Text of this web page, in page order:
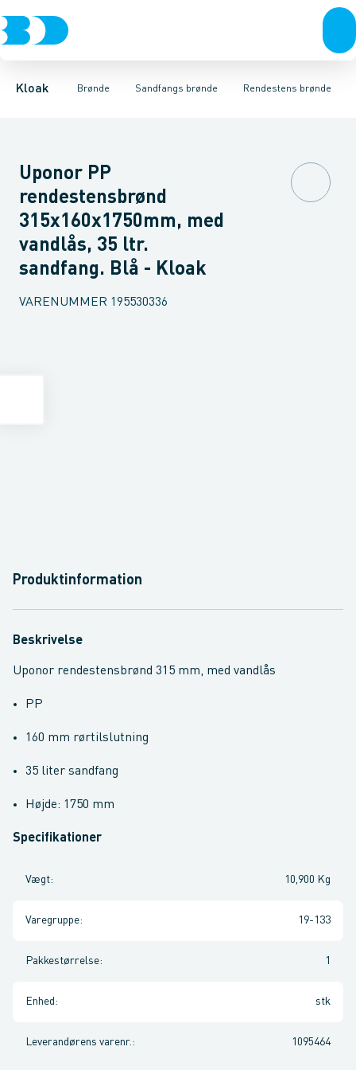
Kloak Brønde
Rør & fittingsBrønde BrøndgodsLinjeafvandingTanke,
Sandfangs brønde
Rense & inspektions brøndeOpføringsrør & tilbehør
Rendestens brønde
Rendestens brønde Tagnedløbs brønde Drænbrønde
Uponor PP
rendestensbrønd
315x160x1750mm, med
vandlås, 35 ltr.
sandfang. Blå - Kloak
VARENUMMER 195530336
Produktinformation
Beskrivelse
Uponor rendestensbrønd 315 mm, med vandlås
PP
160 mm rørtilslutning
35 liter sandfang
Højde: 1750 mm
Specifikationer
Vægt: 10,900 Kg
Varegruppe: 19-133
Pakkestørrelse: 1
Enhed : stk
Leverandørens varenr. : 1095464